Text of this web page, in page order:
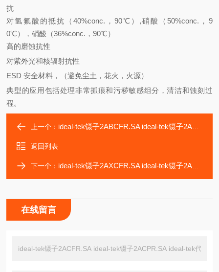
抗
对氢氟酸的抵抗（ 40%conc. ，90℃）,硝酸（50%conc.，9
0℃），硝酸（36%conc.，90℃）
高的磨蚀抗性
对紫外光和核辐射抗性
ESD安全材料，（避免尘土，花火，火源）
典型的应用包括处理非常抓痕和污秽敏感组分，清洁和蚀刻过
程。
上一个： ideal-tek镊子2ABCFR.SA ideal-tek镊子2ABCPR.SA
返回列表
下一个： ideal-tek镊子2AXCFR.SA ideal-tek镊子2AXCPR.SA ideal-te
在线留言